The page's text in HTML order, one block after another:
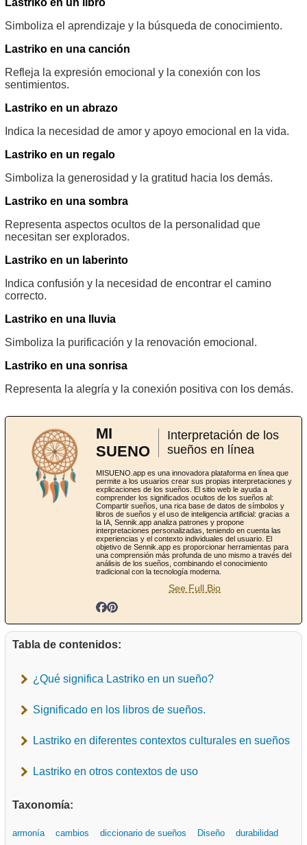
Simboliza el aprendizaje y la búsqueda de conocimiento.
Lastriko en una canción
Refleja la expresión emocional y la conexión con los
sentimientos.
Lastriko en un abrazo
Indica la necesidad de amor y apoyo emocional en la vida.
Lastriko en un regalo
Simboliza la generosidad y la gratitud hacia los demás.
Lastriko en una sombra
Representa aspectos ocultos de la personalidad que
necesitan ser explorados.
Lastriko en un laberinto
Indica confusión y la necesidad de encontrar el camino
correcto.
Lastriko en una lluvia
Simboliza la purificación y la renovación emocional.
Lastriko en una sonrisa
Representa la alegría y la conexión positiva con los demás.
MI
SUENO
Interpretación de los
sueños en línea
MISUENO.app es una innovadora plataforma en línea que
permite a los usuarios crear sus propias interpretaciones y
explicaciones de los sueños. El sitio web le ayuda a
comprender los significados ocultos de los sueños al:
Compartir sueños, una rica base de datos de símbolos y
libros de sueños y el uso de inteligencia artificial: gracias a
la IA, Sennik.app analiza patrones y propone
interpretaciones personalizadas, teniendo en cuenta las
experiencias y el contexto individuales del usuario. El
objetivo de Sennik.app es proporcionar herramientas para
una comprensión más profunda de uno mismo a través del
análisis de los sueños, combinando el conocimiento
tradicional con la tecnología moderna.
See Full Bio
Tabla de contenidos:
¿Qué significa Lastriko en un sueño?
Significado en los libros de sueños.
Lastriko en diferentes contextos culturales en sueños
Lastriko en otros contextos de uso
Taxonomía:
armonía cambios diccionario de sueños Diseño
durabilidad